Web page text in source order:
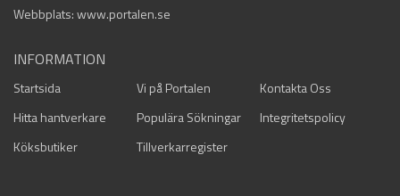
Webbplats: www.portalen.se
INFORMATION
Startsida Vi på Portalen
Kontakta Oss
Hitta hantverkare
Populära Sökningar
Integritetspolicy
Köksbutiker
Tillverkarregister